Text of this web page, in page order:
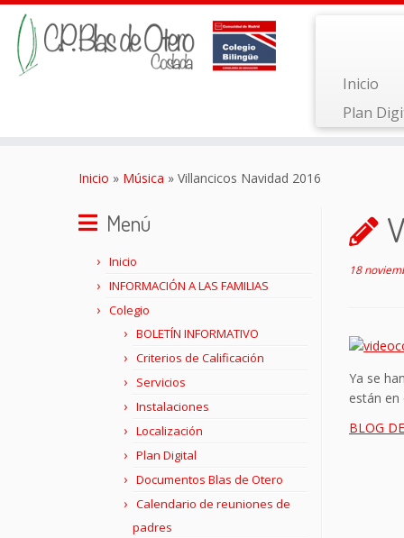
Inicio
Plan
Inicio » Música » Villancicos Navidad 2016
Menú
Inicio
INFORMACIÓN A LAS FAMILIAS
Colegio
BOLETÍN INFORMATIVO
Criterios de Calificación
Servicios
Instalaciones
Localización
Plan Digital
Documentos Blas de Otero
Calendario de reuniones de
padres
18
Ya se
están en
BLOG